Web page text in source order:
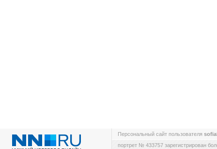
Персональный сайт пользователя
портрет № 433757 зарегистрирован